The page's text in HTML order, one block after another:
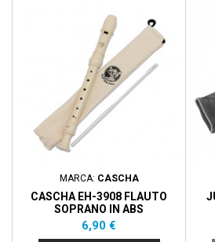
MARCA: CASCHA
CASCHA EH-3908 FLAUTO
SOPRANO IN ABS
DITEGGIATURA TEDESCA
IVORY
Prezzo
6,90 €